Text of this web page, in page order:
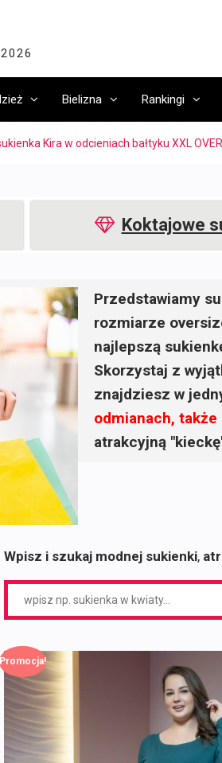
Bielizna Rankingi
Kira w odcieniach bałtyku XXL
Koktajowe
Przedstawiamy
rozmiarze
najlepszą
Skorzystaj z
znajdziesz w
odmianach, także
atrakcyjną
Wpisz i szukaj modnej sukienki,
Promocja!